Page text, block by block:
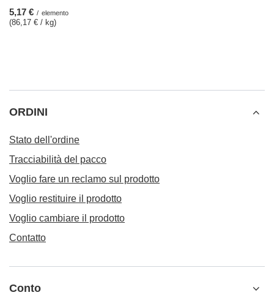
5,17 € / elemento
(86,17 € / kg)
ORDINI
Stato dell'ordine
Tracciabilità del pacco
Voglio fare un reclamo sul prodotto
Voglio restituire il prodotto
Voglio cambiare il prodotto
Contatto
Conto